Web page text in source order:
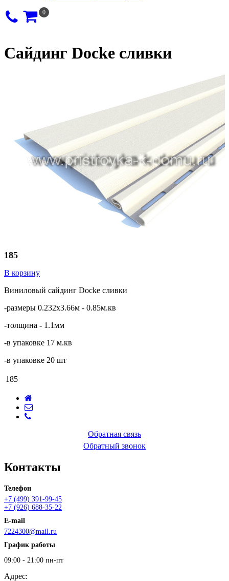
0
Сайдинг Docke сливки
185
В корзину
Виниловый сайдинг Docke сливки
-размеры 0.232х3.66м - 0.85м.кв
-толщина - 1.1мм
-в упаковке 17 м.кв
-в упаковке 20 шт
185
Обратная связь
Обратный звонок
Контакты
Телефон
+7 (499) 391-99-45
+7 (926) 688-35-22
E-mail
7224300@mail.ru
График работы
09:00 - 21:00 пн-пт
Адрес: